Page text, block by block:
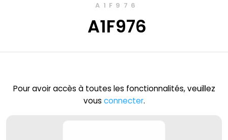
A1F976
A1F976
Pour avoir accès à toutes les fonctionnalités, veuillez
vous connecter.